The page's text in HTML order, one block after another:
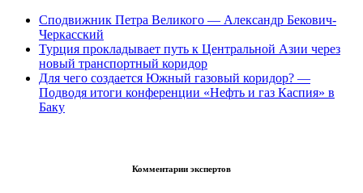
Сподвижник Петра Великого — Александр Бекович-
Черкасский
Турция прокладывает путь к Центральной Азии через
новый транспортный коридор
Для чего создается Южный газовый коридор? —
Подводя итоги конференции «Нефть и газ Каспия» в
Баку
Комментарии экспертов